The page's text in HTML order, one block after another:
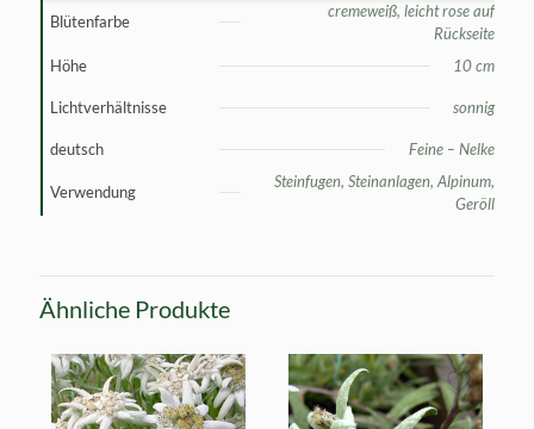
Blütenfarbe
cremeweiß, leicht rose auf
Rückseite
Höhe
10 cm
Lichtverhältnisse sonnig
deutsch Feine – Nelke
Verwendung
Steinfugen, Steinanlagen, Alpinum,
Geröll
Ähnliche Produkte